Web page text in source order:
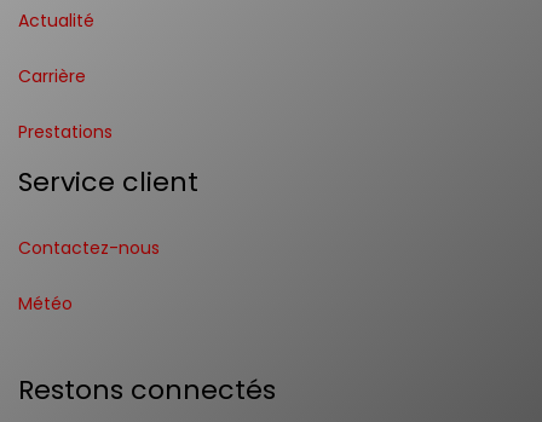
Actualité
Carrière
Prestations
Service client
Contactez-nous
Météo
Restons connectés